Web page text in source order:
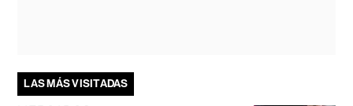
LAS MÁS VISITADAS